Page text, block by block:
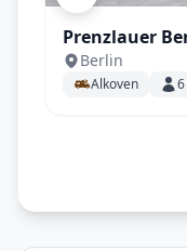
Prenzlauer
Berlin
Alkoven 6